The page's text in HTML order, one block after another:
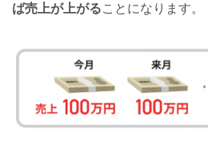
ば売上が上がることになります。